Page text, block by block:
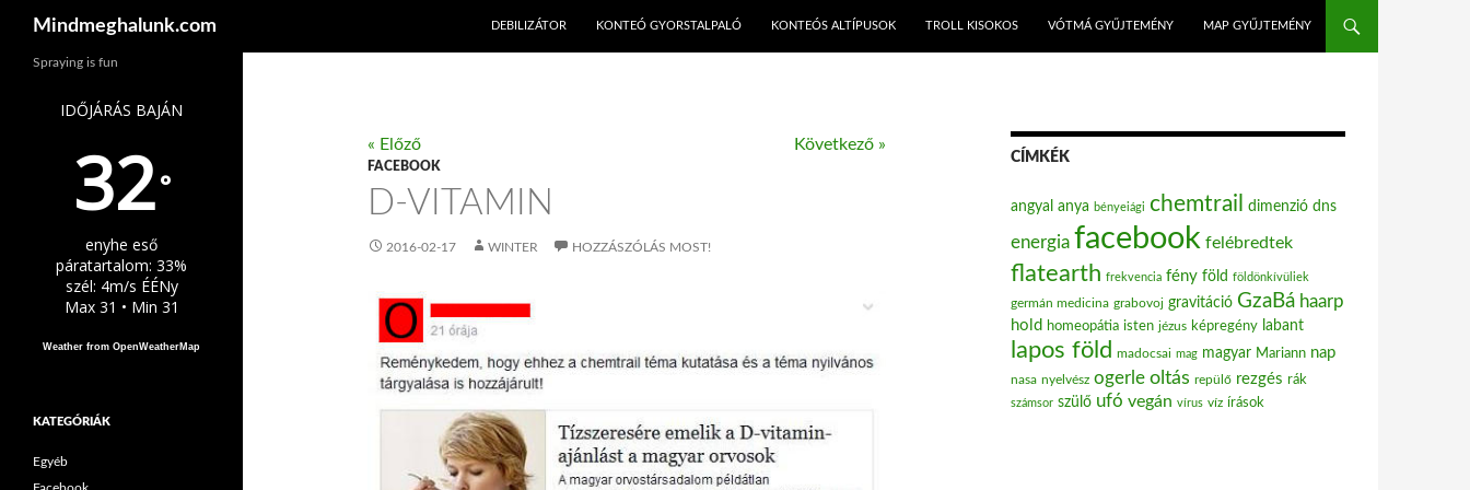
Mindmeghalunk.com
DEBILIZÁTOR
KONTEÓ GYORSTALPALÓ KONTEÓS ALTÍPUSOK TROLL KISOKOS VÓTMÁ GYŰJTEMÉNY MAP GYŰJTEMÉNY
« Előző Következő »
FACEBOOK
D-VITAMIN
2016-02-17 WINTER HOZZÁSZÓLÁS MOST!
CÍMKÉK
angyal anya bényeiági chemtrail dimenzió dns
energia facebook felébredtek
flatearth frekvencia fény föld földönkívüliek
germán medicina grabovoj gravitáció GzaBá haarp
hold homeopátia isten jézus képregény labant
lapos föld madocsai mag magyar Mariann nap
nasa nyelvész ogerle oltás repülő rezgés rák
számsor szülő ufó vegán vírus víz írások
Spraying is fun
IDŐJÁRÁS BAJÁN
32°
enyhe eső
páratartalom: 33%
szél: 4m/s ÉÉNy
Max 31 • Min 31
Weather from OpenWeatherMap
KATEGÓRIÁK
Egyéb